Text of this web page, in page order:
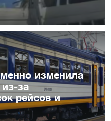
изменила
за
рейсов и